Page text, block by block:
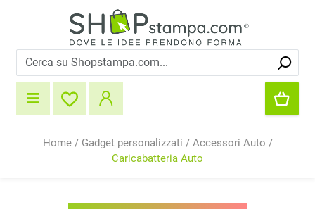
Home/ Gadget personalizzati / Accessori Auto /
Caricabatteria Auto